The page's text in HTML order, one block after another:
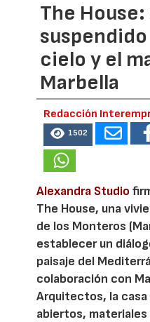
The
cielo y el
Marbella
Redacción
1502
Alexandra Studio
The House, una
de los Monteros
establecer un
paisaje del
colaboración con
Arquitectos, la
abiertos, materiales